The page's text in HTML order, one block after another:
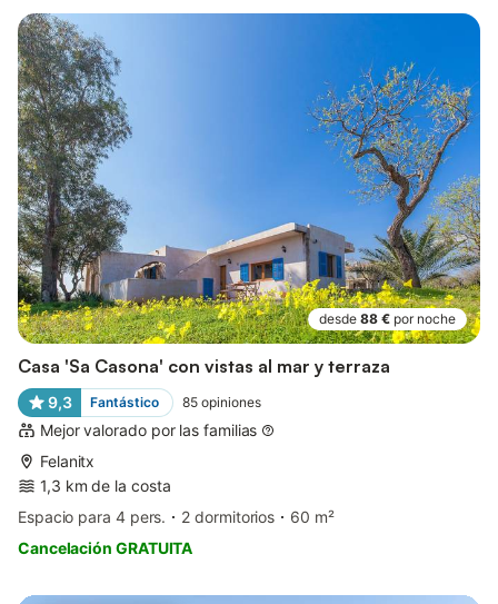
desde 88 € por noche
Casa 'Sa Casona' con vistas al mar y terraza
9,3 Fantástico 85 opiniones
Mejor valorado por las familias
Felanitx
1,3 km de la costa
Espacio para 4 pers.
2 dormitorios
60 m²
Cancelación GRATUITA